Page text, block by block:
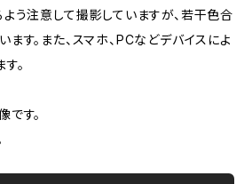
う注意して撮影していますが、若干色合
す。また、スマホ、PCなどデバイスによ
。
す。